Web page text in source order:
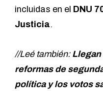
incluidas en el DNU
Justicia.
//Leé también: Llegan
reformas de
política y los votos